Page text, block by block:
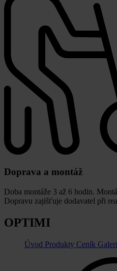
Doprava a montáž
Doba montáže 3 až 6 hodin.
Dopravu zajišťuje dodavatel při
OPTIMI
Úvod Produkty Ceník